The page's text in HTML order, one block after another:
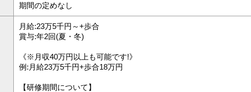
期間の定めなし
月給:23万5千円～+歩合
賞与:年2回(夏・冬)
《※月収40万円以上も可能です!》
例:月給23万5千円+歩合18万円
【研修期間について】